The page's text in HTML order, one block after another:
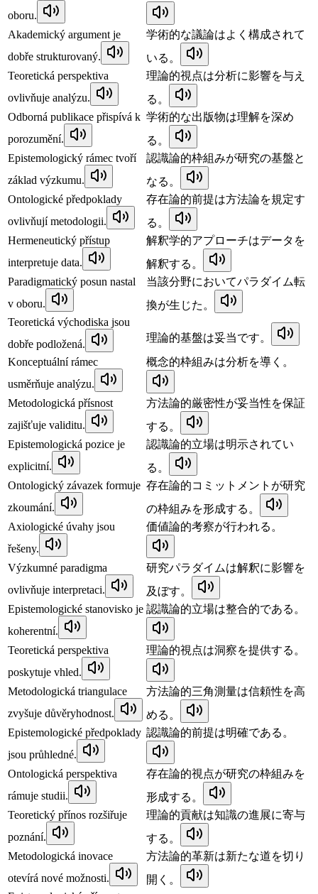
oboru.
Akademický argument je
dobře strukturovaný.
学術的な議論はよく構成されて
いる。
Teoretická perspektiva
ovlivňuje analýzu.
理論的視点は分析に影響を与え
る。
Odborná publikace přispívá k
porozumění.
学術的な出版物は理解を深め
る。
Epistemologický rámec tvoří
základ výzkumu.
認識論的枠組みが研究の基盤と
なる。
Ontologické předpoklady
ovlivňují metodologii.
存在論的前提は方法論を規定す
る。
Hermeneutický přístup
interpretuje data.
解釈学的アプローチはデータを
解釈する。
Paradigmatický posun nastal
v oboru.
当該分野においてパラダイム転
換が生じた。
Teoretická východiska jsou
dobře podložená.
理論的基盤は妥当です。
Konceptuální rámec
usměrňuje analýzu.
概念的枠組みは分析を導く。
Metodologická přísnost
zajišťuje validitu.
方法論的厳密性が妥当性を保証
する。
Epistemologická pozice je
explicitní.
認識論的立場は明示されてい
る。
Ontologický závazek formuje
zkoumání.
存在論的コミットメントが研究
の枠組みを形成する。
Axiologické úvahy jsou
řešeny.
価値論的考察が行われる。
Výzkumné paradigma
ovlivňuje interpretaci.
研究パラダイムは解釈に影響を
及ぼす。
Epistemologické stanovisko je
koherentní.
認識論的立場は整合的である。
Teoretická perspektiva
poskytuje vhled.
理論的視点は洞察を提供する。
Metodologická triangulace
zvyšuje důvěryhodnost.
方法論的三角測量は信頼性を高
める。
Epistemologické předpoklady
jsou průhledné.
認識論的前提は明確である。
Ontologická perspektiva
rámuje studii.
存在論的視点が研究の枠組みを
形成する。
Teoretický přínos rozšiřuje
poznání.
理論的貢献は知識の進展に寄与
する。
Metodologická inovace
otevírá nové možnosti.
方法論的革新は新たな道を切り
開く。